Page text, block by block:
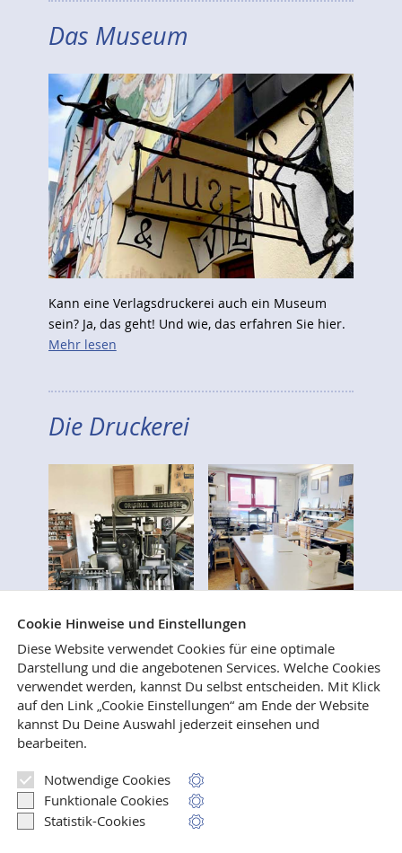
Das Museum
Kann eine Verlagsdruckerei auch ein Museum
sein? Ja, das geht! Und wie, das erfahren Sie hier.
Mehr lesen
Die Druckerei
Wer immer schon mal wissen wollte, wie Bücher
gesetzt, gedruckt und gebunden werden, ist
herzlich eingeladen, uns in unseren Verlags- und
Mehr lesen
Cookie Hinweise und Einstellungen
Diese Website verwendet Cookies für eine optimale
Darstellung und die angebotenen Services. Welche Cookies
verwendet werden, kannst Du selbst entscheiden. Mit Klick
auf den Link „Cookie Einstellungen“ am Ende der Website
kannst Du Deine Auswahl jederzeit einsehen und
bearbeiten.
Notwendige Cookies
Funktionale Cookies
Statistik-Cookies